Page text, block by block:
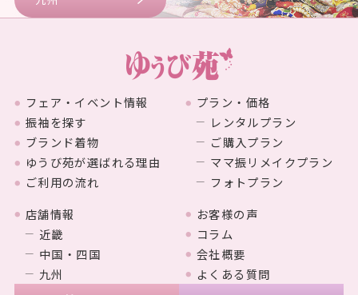
フェア・イベント情報
振袖を探す
ブランド着物
ゆうび苑が選ばれる理由
ご利用の流れ
プラン・価格
レンタルプラン
ご購入プラン
ママ振リメイクプラン
フォトプラン
店舗情報
近畿
中国・四国
九州
お客様の声
コラム
会社概要
よくある質問